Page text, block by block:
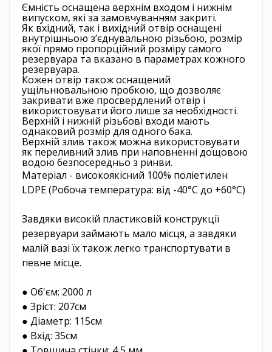
Ємність оснащена верхнім входом і нижнім
випуском, які за замовчуванням закриті.
Як вхідний, так і вихідний отвір оснащені
внутрішньою з’єднувальною різьбою, розмір
якої прямо пропорційний розміру самого
резервуара та вказано в параметрах кожного
резервуара.
Кожен отвір також оснащений
ущільнювальною пробкою, що дозволяє
закривати вже просвердлений отвір і
використовувати його лише за необхідності.
Верхній і нижній різьбові входи мають
однаковий розмір для одного бака.
Верхній злив також можна використовувати
як переливний злив при наповненні дощовою
водою безпосередньо з ринви.
Матеріал - високоякісний 100% поліетилен
LDPE (Робоча температура: від -40°C до +60°C)
Завдяки високій пластиковій конструкції
резервуари займають мало місця, а завдяки
малій вазі їх також легко транспортувати в
певне місце.
● Об'єм: 2000 л
● Зріст: 207см
● Діаметр: 115см
● Вхід: 35см